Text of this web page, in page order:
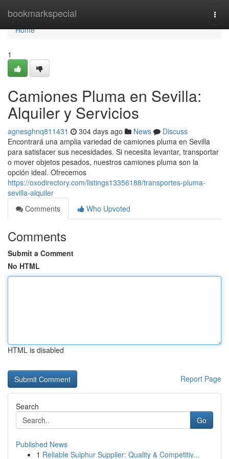
bookmarkspecial
Home
Home
1
Camiones Pluma en Sevilla:
Alquiler y Servicios
agnesghnq811431 304 days ago News
Discuss
Encontrará una amplia variedad de camiones pluma en Sevilla
para satisfacer sus necesidades. Si necesita levantar, transportar
o mover objetos pesados, nuestros camiones pluma son la
opción ideal. Ofrecemos
https://oxodirectory.com/listings13356188/transportes-pluma-
sevilla-alquiler
Comments
Who Upvoted
Comments
Submit a Comment
No HTML
HTML is disabled
Report Page
Search
Go
Published News
1 Reliable Sulphur Supplier: Quality & Competitiv...